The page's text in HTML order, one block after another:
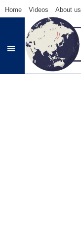
Home Videos About us